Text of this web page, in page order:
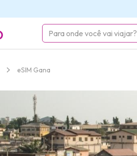
eSIM Gana